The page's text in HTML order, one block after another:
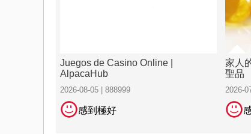
Juegos de Casino Online |
AlpacaHub
2026-08-05 | 888999
感到極好
家人
聖品
2026-